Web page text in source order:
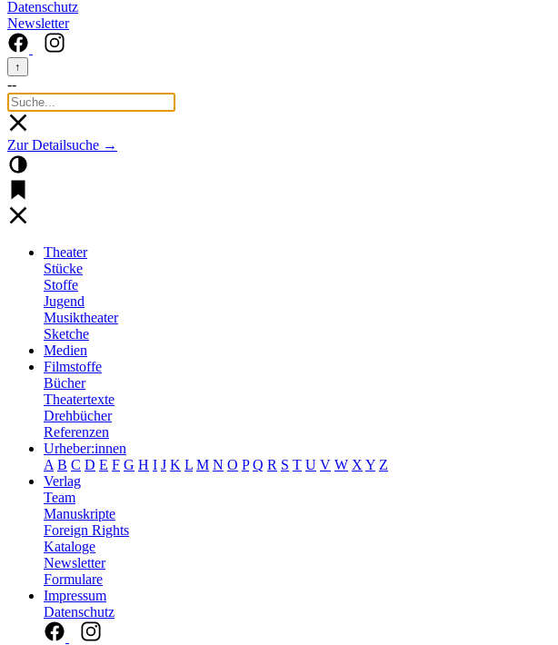
Datenschutz
Newsletter
↑
--
Zur Detailsuche →
Theater
Stücke
Stoffe
Jugend
Musiktheater
Sketche
Medien
Filmstoffe
Bücher
Theatertexte
Drehbücher
Referenzen
Urheber:innen
A B C D E F G H I J K L M N O P Q R S T U V W X Y Z
Verlag
Team
Manuskripte
Foreign Rights
Kataloge
Newsletter
Formulare
Impressum
Datenschutz